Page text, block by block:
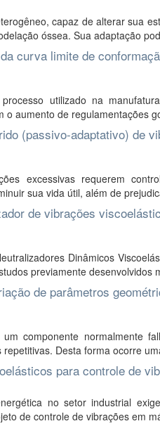
capaz de alterar sua
óssea. Sua adaptação
curva limite de
utilizado na
aumento de regulamentações
(passivo-adaptativo) de
excessivas requerem
sua vida útil, além de
de vibrações
Dinâmicos
previamente desenvolvidos
de parâmetros
componente normalmente
Desta forma ocorre
para controle de
no setor industrial
de controle de vibrações em